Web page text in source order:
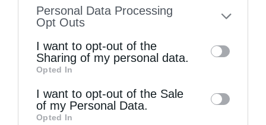
to your opt-out. You may separately opt-out
information by third parties on the IAB’s list
of downstream participants. This
information may also be disclosed by us to
third parties on theIAB’s List of
Personal Data Processing
Opt Outs
I want to opt-out of the
Sharing of my personal data.
Opted In
I want to opt-out of the Sale
of my Personal Data.
Opted In
διεπίστωσεν ότι η Σύνοδος της Ιεραρχίας
εξεπλήρωσε τας υποχρεώσεις της, αίτινες
απορρέουν εκ της συναφθείσης συμφωνίας
μεταξύ του Συμβουλίου Πρωτοβουλίας και
της Ιεράς Συνόδου της Σερβικής Ορθοδόξου